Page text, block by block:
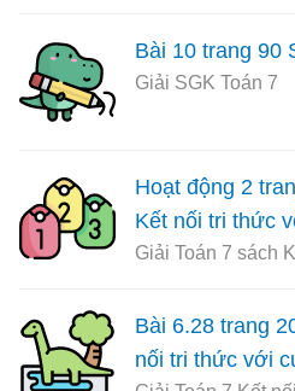
Bài 10 trang 90
Giải SGK Toán 7
Hoạt động 2
Kết nối tri thức
Giải Toán 7 sách
Bài 6.28 trang
nối tri thức với